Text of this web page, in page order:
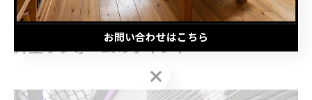
外壁リフォームのポイント
お問い合わせはこちら
お問い合わせはこちら